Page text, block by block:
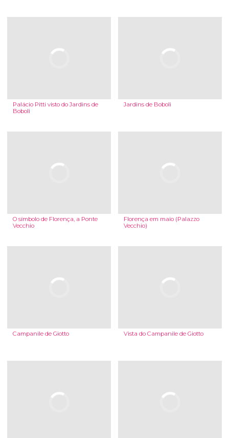
Palácio Pitti visto do Jardins de
Boboli
Jardins de Boboli
O símbolo de Florença, a Ponte
Vecchio
Florença em maio (Palazzo
Vecchio)
Campanile de Giotto Vista do Campanile de Giotto